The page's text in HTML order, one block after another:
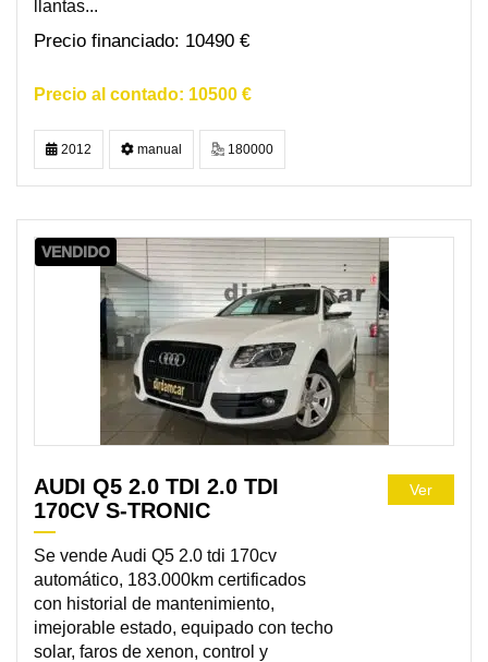
llantas...
10490 €
10500 €
2012 manual 180000
VENDIDO
AUDI Q5 2.0 TDI 2.0 TDI
170CV S-TRONIC
Se vende Audi Q5 2.0 tdi 170cv
automático, 183.000km certificados
con historial de mantenimiento,
imejorable estado, equipado con techo
solar, faros de xenon, control y
Ver